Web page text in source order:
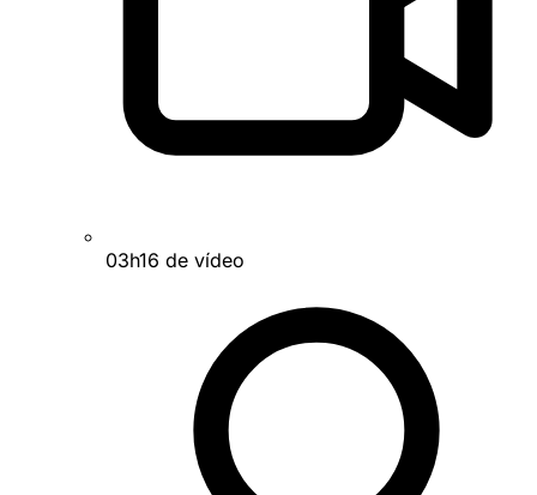
03h16 de vídeo